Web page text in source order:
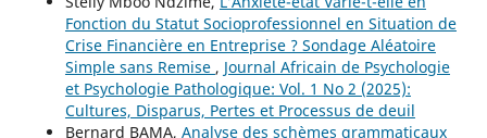
Fonction du Statut Socioprofessionnel en Situation de
Crise Financière en Entreprise ? Sondage Aléatoire
Simple sans Remise , Journal Africain de Psychologie
et Psychologie Pathologique: Vol. 1 No 2 (2025):
Cultures, Disparus, Pertes et Processus de deuil
Bernard BAMA, Analyse des schèmes grammaticaux